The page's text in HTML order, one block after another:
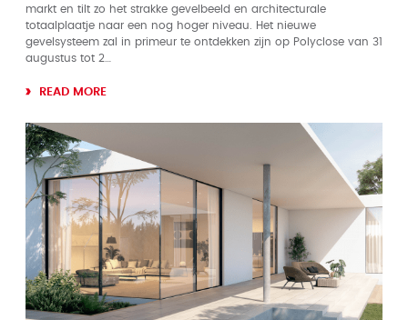
markt en tilt zo het strakke gevelbeeld en architecturale
totaalplaatje naar een nog hoger niveau. Het nieuwe
gevelsysteem zal in primeur te ontdekken zijn op Polyclose van 31
augustus tot 2…
READ MORE